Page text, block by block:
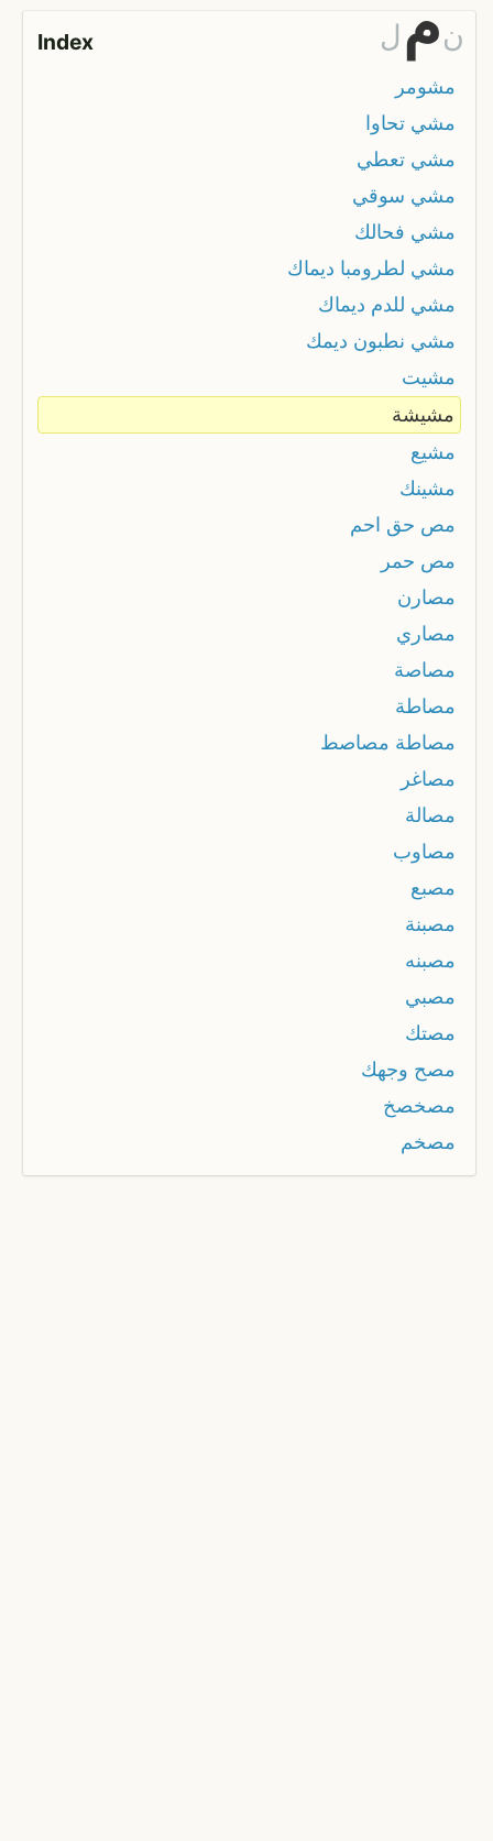
Index ل من
مشومر
مشي تحاوا
مشي تعطي
مشي سوقي
مشي فحالك
مشي لطرومبا ديماك
مشي للدم ديماك
مشي نطبون ديمك
مشيت
مشيشة
مشيع
مشينك
مص حق احم
مص حمر
مصارن
مصاري
مصاصة
مصاطة
مصاطة مصاصط
مصاغر
مصالة
مصاوب
مصبع
مصبنة
مصبنه
مصبي
مصتك
مصح وجهك
مصخصخ
مصخم